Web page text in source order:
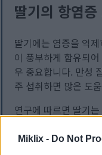
Miklix - Do Not
딸기의 항염증
딸기에는 염증을 억
이 풍부하게 함유되
우 중요합니다. 만성
주 섭취하면 많은 도
연구에 따르면 딸기
니다. 딸기는 골관절